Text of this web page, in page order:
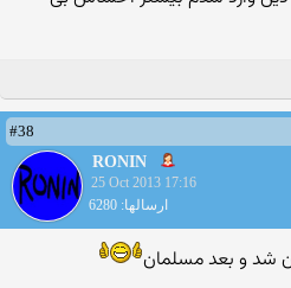
#38
RONIN
25 Oct 2013 17:16
ارسالها: 6280
شد و بعد مسلمان